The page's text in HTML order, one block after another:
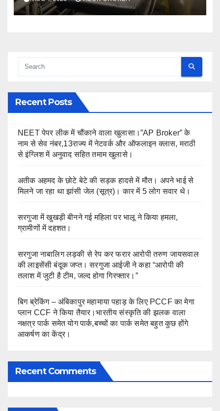
Recent Posts
NEET पेपर लीक में चौंकाने वाला खुलासा।”AP Broker” के
नाम से सेव नंबर,13राज्य में नेटवर्क और ऑफलाइन क्लास, मराठी
से इंग्लिश में अनुवाद सहित तमाम खुलासे।
अतीक अहमद के छोटे बेटे की सड़क हादसे में मौत। अपने भाई से
मिलने जा रहा था झांसी जेल (सूत्र)। कार में 5 लोग सवार थे।
सरगुजा में खुखड़ी बीनने गई महिला पर भालू ने किया हमला,
ग्रामीणों में दहशत।
सरगुजा नाबालिग लड़की से रेप कर फरार आरोपी तरुण जायसवाल
की लाइसेंसी बंदूक जप्त। सरगुजा आईजी ने कहा “आरोपी की
तलाश में जुटी है टीम, जल्द होगा गिरफ्तार।”
बिग ब्रेकिंग – अंबिकापुर महामाया पहाड़ के लिए PCCF का मेगा
प्लान CCF ने किया तैयार।भारतीय संस्कृति की झलक वाला
नक्षत्र पार्क समेत योग पार्क,बच्चों का पार्क समेत बहुत कुछ होंगे
आकर्षण का केंद्र।
Recent Comments